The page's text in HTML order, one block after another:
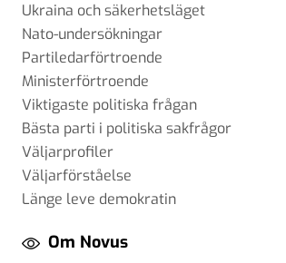
Ukraina och säkerhetsläget
Nato-undersökningar
Partiledarförtroende
Ministerförtroende
Viktigaste politiska frågan
Bästa parti i politiska sakfrågor
Väljarprofiler
Väljarförståelse
Länge leve demokratin
Om Novus